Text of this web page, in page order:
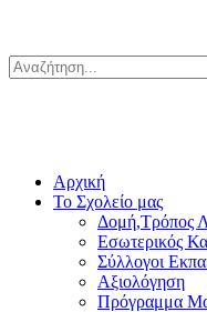
Αρχική
Το Σχολείο μας
Δομή,Τρόπος
Εσωτερικός
Σύλλογοι
Αξιολόγηση
Πρόγραμμα